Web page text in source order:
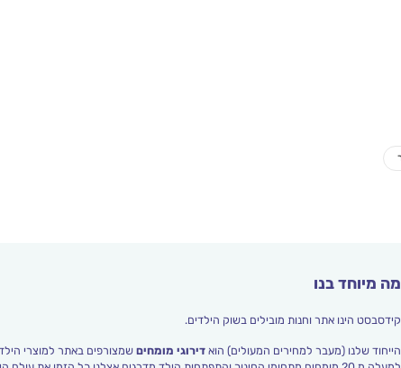
מה מיוחד בנו
קידסבסט הינו אתר וחנות מובילים בשוק הילדים.
הייחוד שלנו (מעבר למחירים המעולים) הוא דירוגי מומחיםשמצורפים באתר למוצרי